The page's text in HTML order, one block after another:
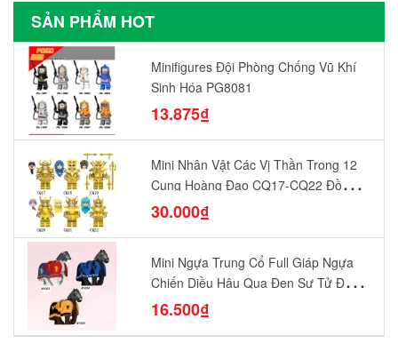
SẢN PHẨM HOT
Minifigures Đội Phòng Chống Vũ Khí
Sinh Hóa PG8081
13.875₫
Mini Nhân Vật Các Vị Thần Trong 12
Cung Hoàng Đạo CQ17-CQ22 Đồ
Chơi Lắp Ráp Mô Hình Yêu Thích
30.000₫
Mini Ngựa Trung Cổ Full Giáp Ngựa
Chiến Diều Hâu Quạ Đen Sư Tử Đỏ
N1003 - N1005 Đồ Chơi Lắp Ráp Mô
Hình Nhân Vật
16.500₫